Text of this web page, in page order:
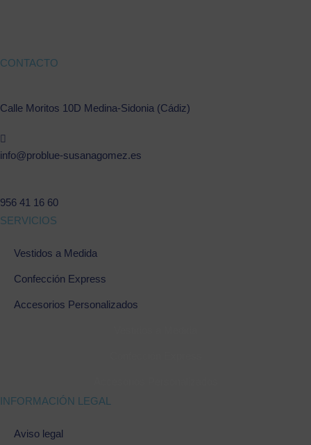
CONTACTO
Calle Moritos 10D Medina-Sidonia (Cádiz)
info@problue-susanagomez.es
956 41 16 60
SERVICIOS
Vestidos a Medida
Confección Express
Accesorios Personalizados
INFORMACIÓN LEGAL
Aviso legal